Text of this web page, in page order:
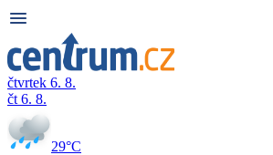
čtvrtek 6. 8.
čt 6. 8.
29°C